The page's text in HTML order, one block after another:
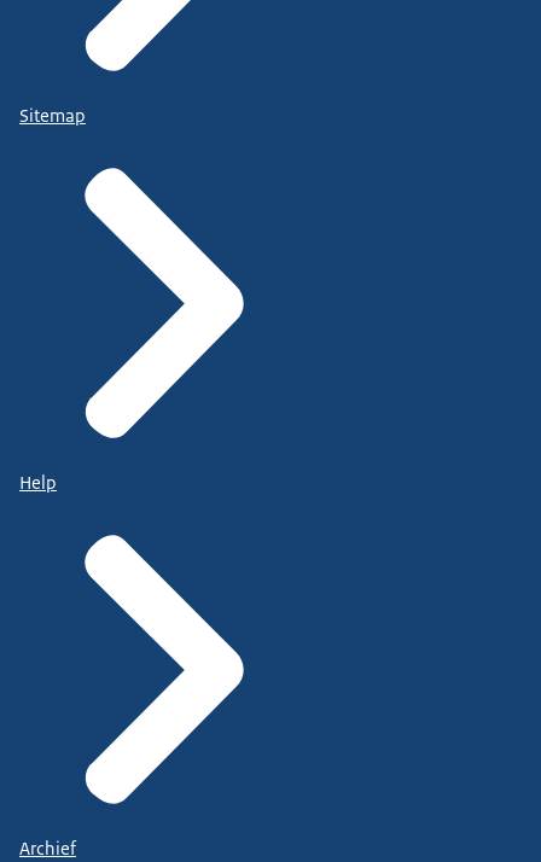
Sitemap
Help
Archief